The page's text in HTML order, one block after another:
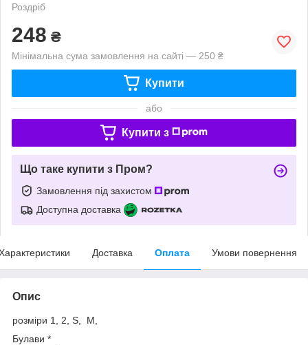
Роздріб
248 ₴
Мінімальна сума замовлення на сайті — 250 ₴
Купити
або
Купити з
Що таке купити з Пром?
Замовлення під захистом
Доступна доставка
Доставка Оплата Умови повернення
Опис
розміри 1, 2, S, M,
Булави *